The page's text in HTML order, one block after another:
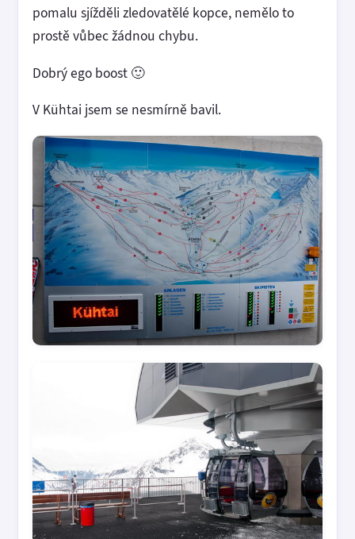
pomalu sjížděli zledovatělé kopce, nemělo to
prostě vůbec žádnou chybu.
Dobrý ego boost 🙂
V Kühtai jsem se nesmírně bavil.